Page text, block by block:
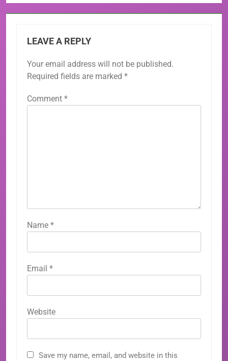
LEAVE A REPLY
Your email address will not be published.
Required fields are marked *
Comment *
Name *
Email *
Website
Save my name, email, and website in this